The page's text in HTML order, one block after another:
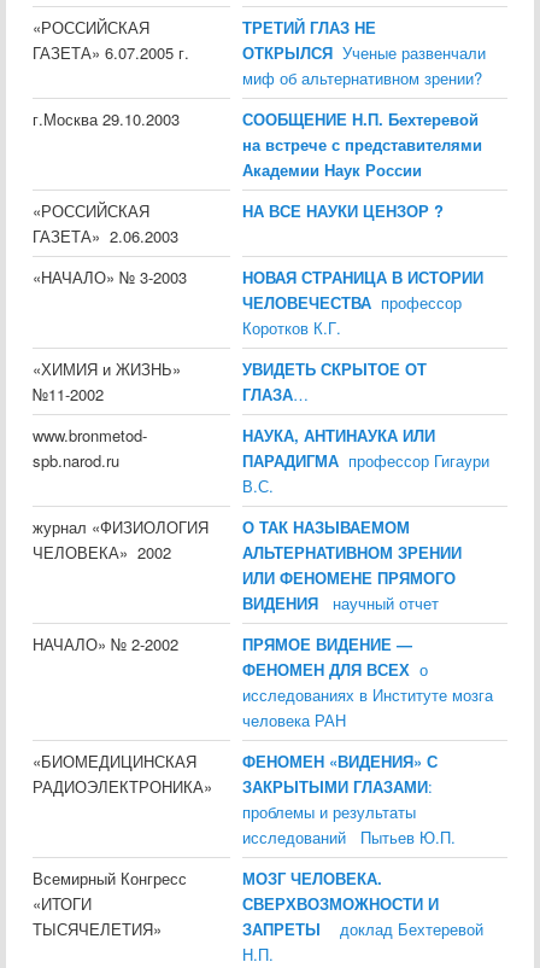
«РОССИЙСКАЯ
ГАЗЕТА» 6.07.2005 г.
ТРЕТИЙ ГЛАЗ НЕ
ОТКРЫЛСЯУченые развенчали
миф об альтернативном зрении?
г.Москва 29.10.2003
СООБЩЕНИЕ Н.П. Бехтеревой
на встрече с представителями
Академии Наук России
«РОССИЙСКАЯ
ГАЗЕТА» 2.06.2003
НА ВСЕ НАУКИ ЦЕНЗОР ?
«НАЧАЛО» № 3-2003
НОВАЯ СТРАНИЦА В ИСТОРИИ
ЧЕЛОВЕЧЕСТВА профессор
Коротков К.Г.
«ХИМИЯ и ЖИЗНЬ»
№11-2002
УВИДЕТЬ СКРЫТОЕ ОТ
ГЛАЗА…
www.bronmetod-
spb.narod.ru
НАУКА, АНТИНАУКА ИЛИ
ПАРАДИГМА профессор Гигаури
В.С.
журнал «ФИЗИОЛОГИЯ
ЧЕЛОВЕКА» 2002
О ТАК НАЗЫВАЕМОМ
АЛЬТЕРНАТИВНОМ ЗРЕНИИ
ИЛИ ФЕНОМЕНЕ ПРЯМОГО
ВИДЕНИЯ
научный отчет
НАЧАЛО» № 2-2002
ПРЯМОЕ ВИДЕНИЕ —
ФЕНОМЕН ДЛЯ ВСЕХ о
исследованиях в Институте мозга
человека РАН
«БИОМЕДИЦИНСКАЯ
РАДИОЭЛЕКТРОНИКА»
ФЕНОМЕН «ВИДЕНИЯ» С
ЗАКРЫТЫМИ ГЛАЗАМИ:
проблемы и результаты
исследований Пытьев Ю.П.
Всемирный Конгресс
«ИТОГИ
ТЫСЯЧЕЛЕТИЯ»
МОЗГ ЧЕЛОВЕКА.
СВЕРХВОЗМОЖНОСТИ И
ЗАПРЕТЫ доклад Бехтеревой
Н.П.